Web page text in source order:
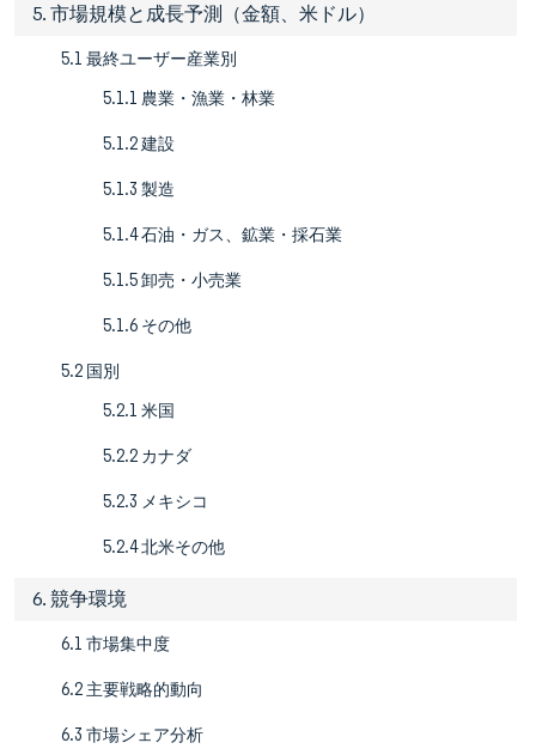
5. 市場規模と成長予測（金額、米ドル）
5.1 最終ユーザー産業別
5.1.1 農業・漁業・林業
5.1.2 建設
5.1.3 製造
5.1.4 石油・ガス、鉱業・採石業
5.1.5 卸売・小売業
5.1.6 その他
5.2 国別
5.2.1 米国
5.2.2 カナダ
5.2.3 メキシコ
5.2.4 北米その他
6. 競争環境
6.1 市場集中度
6.2 主要戦略的動向
6.3 市場シェア分析